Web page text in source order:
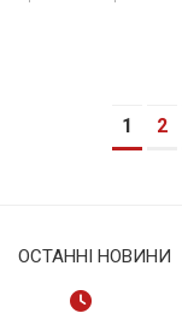
1 2
ОСТАННІ НОВИНИ